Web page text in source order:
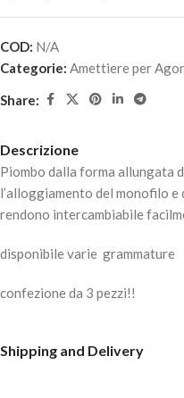
COD: N/A
Categorie: Amettiere per
Share:
Descrizione
Piombo dalla forma allungata
l’alloggiamento del monofilo e
rendono intercambiabile
disponibile varie grammature
confezione da 3 pezzi!!
Shipping and Delivery